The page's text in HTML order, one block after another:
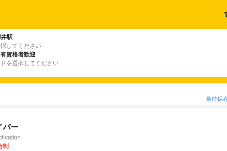
駅
してください
資格者歓迎
を選択してください
条件保
バー
制